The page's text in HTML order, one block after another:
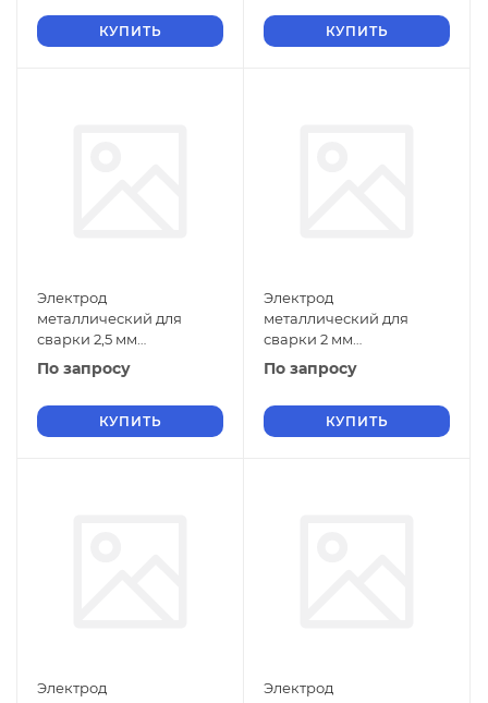
КУПИТЬ КУПИТЬ
Электрод
металлический для
сварки 2,5 мм
Э-11Х15Н25М6АГ2 ГОСТ
9466-75
По запросу
КУПИТЬ
Электрод
металлический для
сварки 2 мм
Э-11Х15Н25М6АГ2 ГОСТ
9466-75
По запросу
КУПИТЬ
Электрод
Электрод